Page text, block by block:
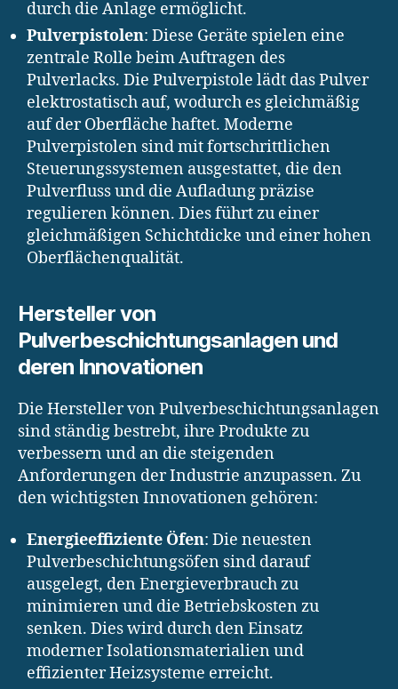
durch die Anlage ermöglicht.
Pulverpistolen: Diese Geräte spielen eine
zentrale Rolle beim Auftragen des
Pulverlacks. Die Pulverpistole lädt das Pulver
elektrostatisch auf, wodurch es gleichmäßig
auf der Oberfläche haftet. Moderne
Pulverpistolen sind mit fortschrittlichen
Steuerungssystemen ausgestattet, die den
Pulverfluss und die Aufladung präzise
regulieren können. Dies führt zu einer
gleichmäßigen Schichtdicke und einer hohen
Oberflächenqualität.
Hersteller von
Pulverbeschichtungsanlagen und
deren Innovationen
Die Hersteller von Pulverbeschichtungsanlagen
sind ständig bestrebt, ihre Produkte zu
verbessern und an die steigenden
Anforderungen der Industrie anzupassen. Zu
den wichtigsten Innovationen gehören:
Energieeffiziente Öfen: Die neuesten
Pulverbeschichtungsöfen sind darauf
ausgelegt, den Energieverbrauch zu
minimieren und die Betriebskosten zu
senken. Dies wird durch den Einsatz
moderner Isolationsmaterialien und
effizienter Heizsysteme erreicht.